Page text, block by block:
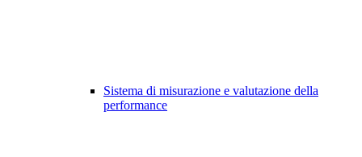
Sistema di misurazione e valutazione della
performance